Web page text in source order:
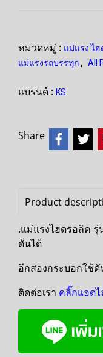
หมวดหมู่ : แม่แรง ไฮ
แม่แรงรถบรรทุก , All
แบรนด์ : KS
Share
Product
.แม่แรงไฮดรอลิค
ดันได้
อีกสองกระบอกใช้
ติดต่อเรา คลิ๊กแอด